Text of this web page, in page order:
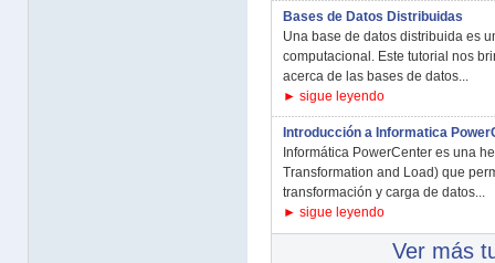
Bases de Datos Distribuidas
Una base de datos distribuida es
computacional. Este tutorial nos
acerca de las bases de datos...
► sigue leyendo
Introducción a Informatica
Informática PowerCenter es una
Transformation and Load) que
transformación y carga de datos...
► sigue leyendo
Ver más